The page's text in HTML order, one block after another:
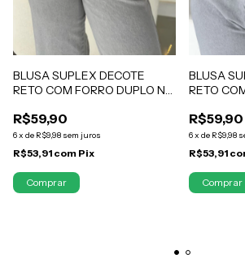
BLUSA SUPLEX DECOTE
RETO COM FORRO DUPLO NA
TRANSPARÊNCIA BRANCO
YASMIN
R$59,90
6x de R$9,98 sem juros
R$53,91 com Pix
BLUSA
RETO
YASMIN
R$59,90
6x de R$9,98
R$53,91